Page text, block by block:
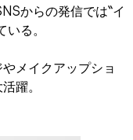
からの発信では“イ
いる。
メイクアップショ
躍。